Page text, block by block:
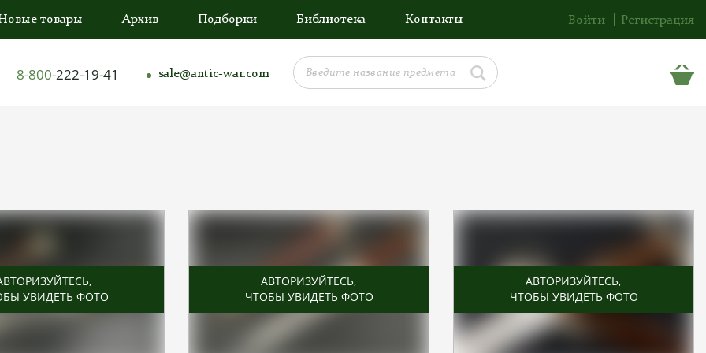
товары Архив Подборки Библиотека Контакты Войти Регистрация
8-800-222-19-41 sale@antic-war.com
,
УВИДЕТЬ ФОТО
АВТОРИЗУЙТЕСЬ,
ЧТОБЫ УВИДЕТЬ ФОТО
АВТОРИЗУЙТЕСЬ,
ЧТОБЫ УВИДЕТЬ ФОТО